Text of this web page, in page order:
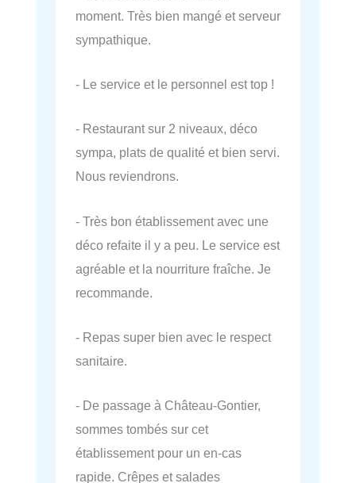
moment. Très bien mangé et serveur
sympathique.
- Le service et le personnel est top !
- Restaurant sur 2 niveaux, déco
sympa, plats de qualité et bien servi.
Nous reviendrons.
- Très bon établissement avec une
déco refaite il y a peu. Le service est
agréable et la nourriture fraîche. Je
recommande.
- Repas super bien avec le respect
sanitaire.
- De passage à Château-Gontier,
sommes tombés sur cet
établissement pour un en-cas
rapide. Crêpes et salades